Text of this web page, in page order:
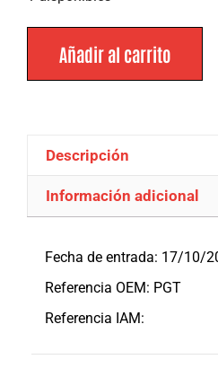
Añadir al carrito
Descripción
Información adicional
Fecha de entrada: 17/10/
Referencia OEM: PGT
Referencia IAM: